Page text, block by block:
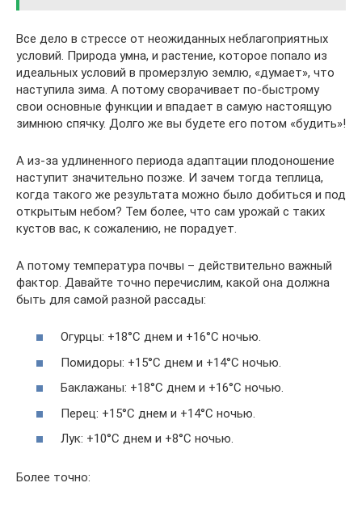
Все дело в стрессе от неожиданных неблагоприятных
условий. Природа умна, и растение, которое попало из
идеальных условий в промерзлую землю, «думает», что
наступила зима. А потому сворачивает по-быстрому
свои основные функции и впадает в самую настоящую
зимнюю спячку. Долго же вы будете его потом «будить»!
А из-за удлиненного периода адаптации плодоношение
наступит значительно позже. И зачем тогда теплица,
когда такого же результата можно было добиться и под
открытым небом? Тем более, что сам урожай с таких
кустов вас, к сожалению, не порадует.
А потому температура почвы – действительно важный
фактор. Давайте точно перечислим, какой она должна
быть для самой разной рассады:
Огурцы: +18°С днем и +16°С ночью.
Помидоры: +15°С днем и +14°С ночью.
Баклажаны: +18°С днем и +16°С ночью.
Перец: +15°С днем и +14°С ночью.
Лук: +10°С днем и +8°С ночью.
Более точно: